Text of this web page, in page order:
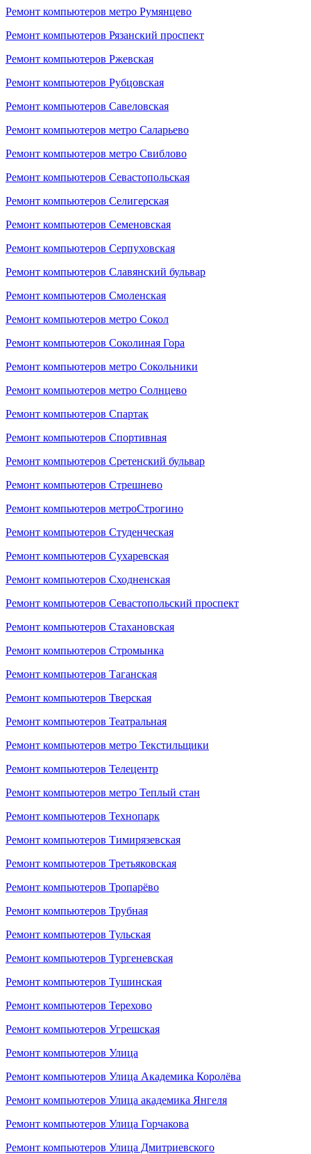
Ремонт компьютеров метро Румянцево
Ремонт компьютеров Рязанский проспект
Ремонт компьютеров Ржевская
Ремонт компьютеров Рубцовская
Ремонт компьютеров Савеловская
Ремонт компьютеров метро Саларьево
Ремонт компьютеров метро Свиблово
Ремонт компьютеров Севастопольская
Ремонт компьютеров Селигерская
Ремонт компьютеров Семеновская
Ремонт компьютеров Серпуховская
Ремонт компьютеров Славянский бульвар
Ремонт компьютеров Смоленская
Ремонт компьютеров метро Сокол
Ремонт компьютеров Соколиная Гора
Ремонт компьютеров метро Сокольники
Ремонт компьютеров метро Солнцево
Ремонт компьютеров Спартак
Ремонт компьютеров Спортивная
Ремонт компьютеров Сретенский бульвар
Ремонт компьютеров Стрешнево
Ремонт компьютеров метроСтрогино
Ремонт компьютеров Студенческая
Ремонт компьютеров Сухаревская
Ремонт компьютеров Сходненская
Ремонт компьютеров Севастопольский проспект
Ремонт компьютеров Стахановская
Ремонт компьютеров Стромынка
Ремонт компьютеров Таганская
Ремонт компьютеров Тверская
Ремонт компьютеров Театральная
Ремонт компьютеров метро Текстильщики
Ремонт компьютеров Телецентр
Ремонт компьютеров метро Теплый стан
Ремонт компьютеров Технопарк
Ремонт компьютеров Тимирязевская
Ремонт компьютеров Третьяковская
Ремонт компьютеров Тропарёво
Ремонт компьютеров Трубная
Ремонт компьютеров Тульская
Ремонт компьютеров Тургеневская
Ремонт компьютеров Тушинская
Ремонт компьютеров Терехово
Ремонт компьютеров Угрешская
Ремонт компьютеров Улица
Ремонт компьютеров Улица Академика Королёва
Ремонт компьютеров Улица академика Янгеля
Ремонт компьютеров Улица Горчакова
Ремонт компьютеров Улица Дмитриевского